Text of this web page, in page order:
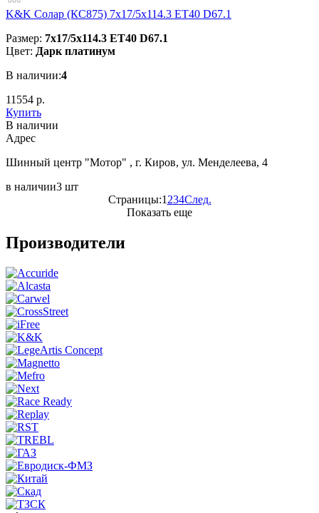
K&K Солар (КС875) 7x17/5x114.3 ET40 D67.1
Размер: 7x17/5x114.3 ET40 D67.1
Цвет: Дарк платинум
В наличии:4
11554 р.
Купить
В наличии
Aдрес
Шинный центр "Мотор" , г. Киров, ул. Менделеева, 4
в наличии3 шт
Страницы:1 234След.
Показать еще
Производители